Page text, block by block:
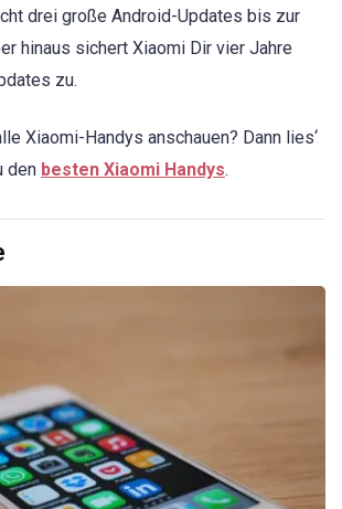
drei große Android-Updates bis zur
hinaus sichert Xiaomi Dir vier Jahre
zu.
Xiaomi-Handys anschauen? Dann lies‘
den besten Xiaomi Handys.